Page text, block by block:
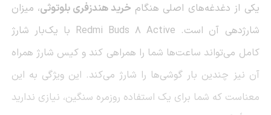
یکی از دغدغه‌های اصلی هنگام خرید هندزفری بلوتوثی، میزان
شارژدهی آن است. Redmi Buds 8 Active با یک‌بار شارژ
کامل می‌تواند ساعت‌ها شما را همراهی کند و کیس شارژ همراه
آن نیز چندین بار گوشی‌ها را شارژ می‌کند. این ویژگی به این
معناست که شما برای یک استفاده روزمره سنگین، نیازی ندارید